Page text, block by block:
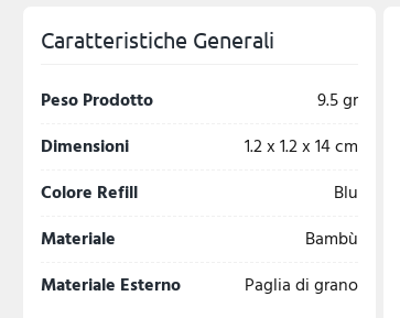
Caratteristiche Generali
Peso Prodotto
9.5 gr
Dimensioni
1.2 x 1.2 x 14 cm
Colore Refill
Blu
Materiale
Bambù
Materiale Esterno
Paglia di grano